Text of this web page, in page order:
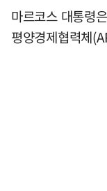
마르코스 대통령
평양경제협력체